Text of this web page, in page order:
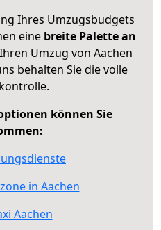
Ihres Umzugsbudgets
eine breite Palette an
Umzug von Aachen
behalten Sie die volle
können Sie
in Aachen
Aachen